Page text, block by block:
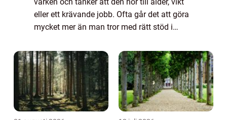
eller ett krävande jobb. Ofta går det att göra
mycket mer än man tror med rätt stöd i
som kan avlasta, styra foten...